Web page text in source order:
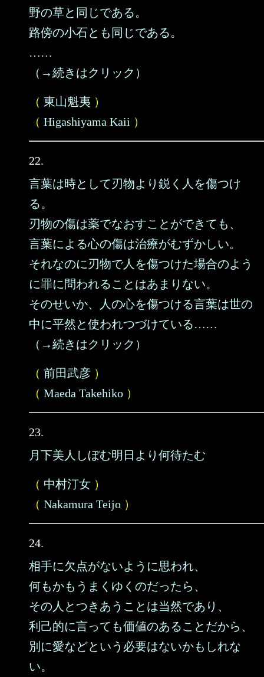
野の草と同じである。
路傍の小石とも同じである。
……
（→続きはクリック）
（ 東山魁夷 ）
（ Higashiyama Kaii ）
22.
言葉は時として刃物より鋭く人を傷つけ
る。
刃物の傷は薬でなおすことができても、
言葉による心の傷は治療がむずかしい。
それなのに刃物で人を傷つけた場合のよう
に罪に問われることはあまりない。
そのせいか、人の心を傷つける言葉は世の
中に平然と使われつづけている……
（→続きはクリック）
（ 前田武彦 ）
（ Maeda Takehiko ）
23.
月下美人しぼむ明日より何待たむ
（ 中村汀女 ）
（ Nakamura Teijo ）
24.
相手に欠点がないように思われ、
何もかもうまくゆくのだったら、
その人とつきあうことは当然であり、
利己的に言っても価値のあることだから、
別に愛などという必要はないかもしれな
い。